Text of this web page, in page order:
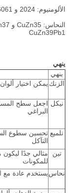
الألومنيوم: 2024 و 6061 و 7075
CuZn39Pb1
ينهي
ينهي
الزنك يمكن اختيار
نيكل اجعل سطح
البراغي
تلميع تحسين سطوع
التآكل
تين
مثالي جدًا
للمكونات
نحاسيستخدم عادة مع